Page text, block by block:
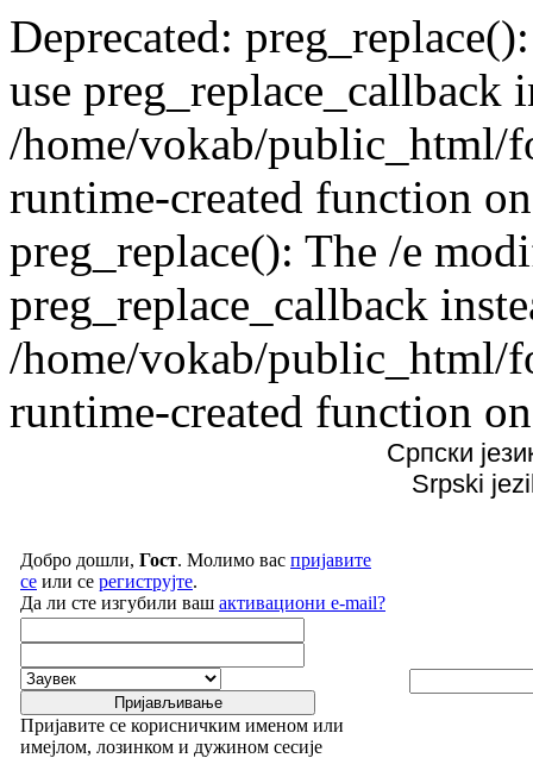
Deprecated:
use preg_replace_callback
/home/vokab/public_html/
runtime-created function
preg_replace(): The /e
preg_replace_callback
/home/vokab/public_html/
runtime-created function
Српски
Srpski
Добро дошли, Гост. Молимо вас пријавите
се или се региструјте.
Да ли сте изгубили ваш активациони e-mail?
Пријавите се корисничким именом или
имејлом, лозинком и дужином сесије